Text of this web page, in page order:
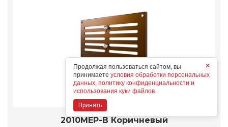
2010МЕР-В Коричневый
×
Продолжая пользоваться сайтом, вы
принимаете условия обработки персональных
данных, политику конфиденциальности и
использования куки файлов.
Принять